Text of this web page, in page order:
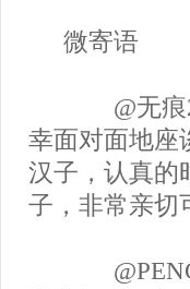
微寄语
@无痕
幸面对面地座
汉子，认真的
子，非常亲切